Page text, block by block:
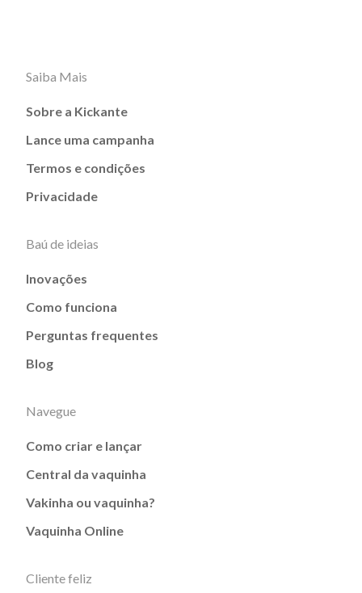
Saiba Mais
Sobre a Kickante
Lance uma campanha
Termos e condições
Privacidade
Baú de ideias
Inovações
Como funciona
Perguntas frequentes
Blog
Navegue
Como criar e lançar
Central da vaquinha
Vakinha ou vaquinha?
Vaquinha Online
Cliente feliz